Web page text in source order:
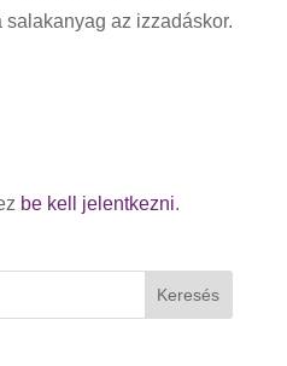
salakanyag az izzadáskor.
be kell jelentkezni.